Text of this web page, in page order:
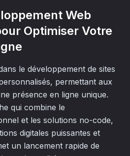
Web
Optimiser Votre
le développement de sites
permettant aux
présence en ligne unique.
qui combine le
et les solutions no-code,
digitales puissantes et
un lancement rapide de